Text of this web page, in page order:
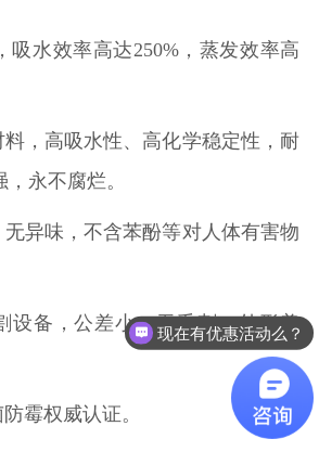
吸水效率高达250%，蒸发效率高
，高吸水性、高化学稳定性，耐
永不腐烂。
异味，不含苯酚等对人体有害物
设备，公差小，无毛刺，外形美
霉权威认证。
现在有优惠活动么？